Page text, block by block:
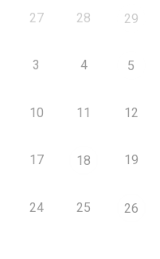
27 28 29
3 4 5
10 11 12
17 18 19
24 25 26